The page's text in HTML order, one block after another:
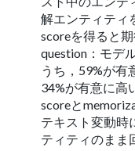
解エンティティ
scoreを得ると
question：モデ
うち，59%が有
34%が有意に高
scoreと
テキスト変動時
ティティのまま